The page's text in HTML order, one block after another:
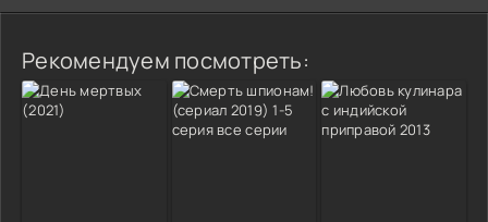
Рекомендуем посмотреть: